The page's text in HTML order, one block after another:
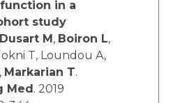
in a
study
Dusart M , Boiron L,
T, Loundou A,
Markarian T.
Med . 2019